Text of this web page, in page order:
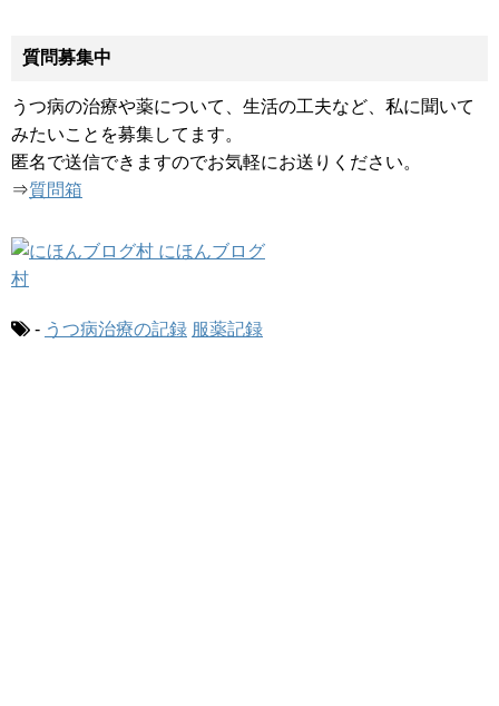
質問募集中
うつ病の治療や薬について、生活の工夫など、私に聞いて
みたいことを募集してます。
匿名で送信できますのでお気軽にお送りください。
⇒質問箱
- うつ病治療の記録 服薬記録